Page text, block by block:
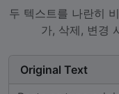
두 텍스트를 나란히
가, 삭제, 변경
Original Text